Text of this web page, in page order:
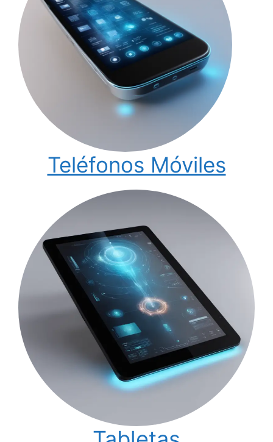
Teléfonos Móviles